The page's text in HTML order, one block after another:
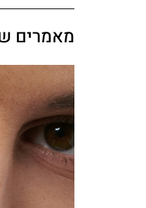
מאמרים